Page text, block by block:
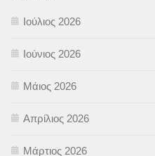
Ιούλιος 2026
Ιούνιος 2026
Μάιος 2026
Απρίλιος 2026
Μάρτιος 2026